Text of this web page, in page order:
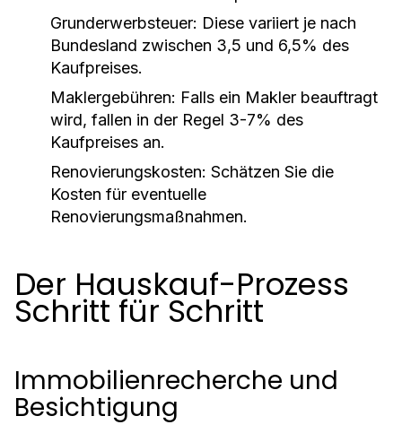
Grunderwerbsteuer: Diese variiert je nach
Bundesland zwischen 3,5 und 6,5% des
Kaufpreises.
Maklergebühren: Falls ein Makler beauftragt
wird, fallen in der Regel 3-7% des
Kaufpreises an.
Renovierungskosten: Schätzen Sie die
Kosten für eventuelle
Renovierungsmaßnahmen.
Der Hauskauf-Prozess
Schritt für Schritt
Immobilienrecherche und
Besichtigung